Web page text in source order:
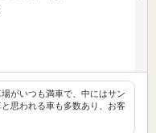
がいつも満車で、中にはサン
思われる車も多数あり、お客